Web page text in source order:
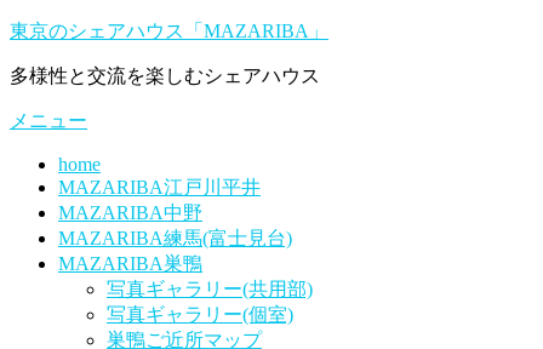
コ
テ
ツ
東京のシェアハウス「MAZARIBA」
多様性と交流を楽しむシェアハウス
メニュー
home
MAZARIBA江戸川平井
MAZARIBA中野
MAZARIBA練馬(富士見台)
MAZARIBA巣鴨
写真ギャラリー(共用部)
写真ギャラリー(個室)
巣鴨ご近所マップ